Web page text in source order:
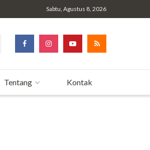
Sabtu, Agustus 8, 2026
Tentang Kontak